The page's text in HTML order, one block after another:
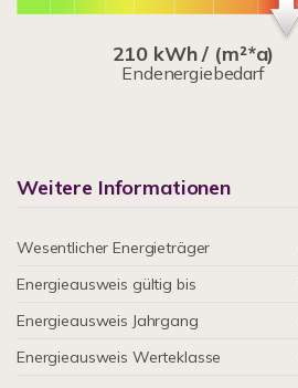
210 kWh / (m²*a)
Endenergiebedarf
Weitere Informationen
Wesentlicher Energieträger
Energieausweis gültig bis
Energieausweis Jahrgang
Energieausweis Werteklasse